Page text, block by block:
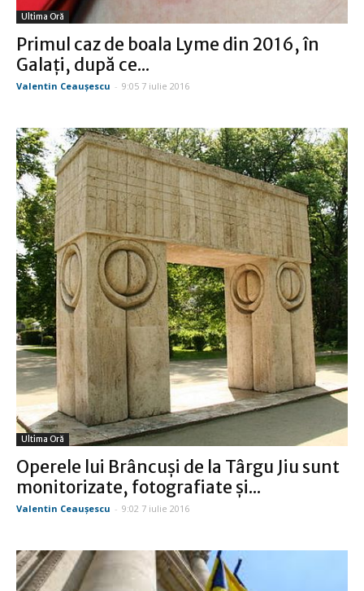
Ultima Oră
Primul caz de boala Lyme din 2016, în
Galaţi, după ce...
Valentin Ceauşescu - 9:05 7 iulie 2016
Ultima Oră
Operele lui Brâncuşi de la Târgu Jiu sunt
monitorizate, fotografiate şi...
Valentin Ceauşescu - 9:02 7 iulie 2016